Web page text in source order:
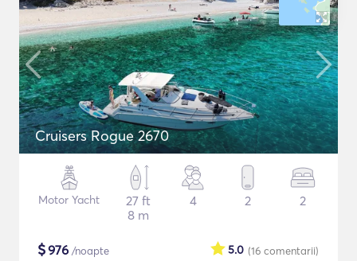
Cruisers Rogue 2670
Motor Yacht
27 ft
8 m
4 2 2
$976 /noapte (16 comentarii)
5.0